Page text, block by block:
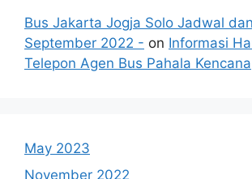
Bus Jakarta Jogja Solo Jadwal
September 2022 - on Informasi
Telepon Agen Bus Pahala Kencana
May 2023
November 2022